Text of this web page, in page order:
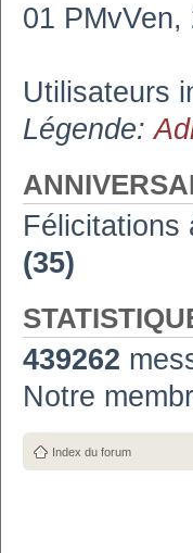
01
Utilisateurs
Légende:
Félicitations
(35)
439262
Notre
Index du forum